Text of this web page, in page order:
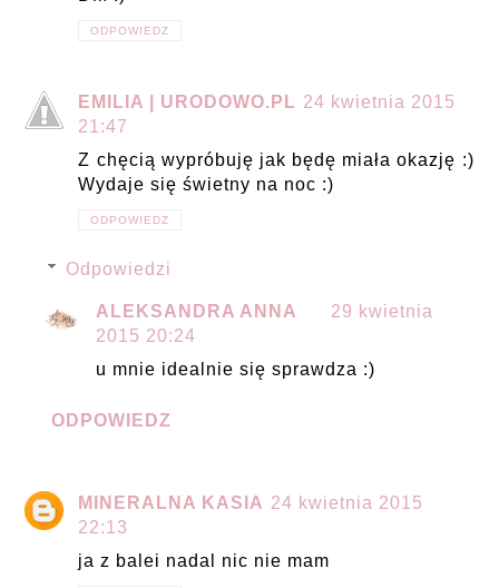
ODPOWIEDZ
EMILIA | URODOWO.PL 24 kwietnia 2015
21:47
Z chęcią wypróbuję jak będę miała okazję :)
Wydaje się świetny na noc :)
ODPOWIEDZ
Odpowiedzi
ALEKSANDRA ANNA
29 kwietnia
2015 20:24
u mnie idealnie się sprawdza :)
ODPOWIEDZ
MINERALNA KASIA 24 kwietnia 2015
22:13
ja z balei nadal nic nie mam